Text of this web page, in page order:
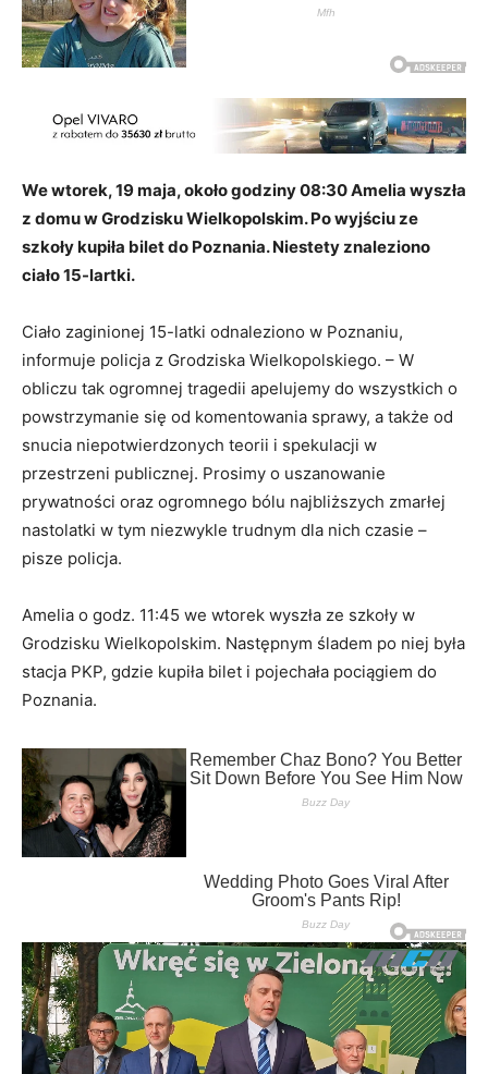
We wtorek, 19 maja, około godziny 08:30 Amelia wyszła
z domu w Grodzisku Wielkopolskim. Po wyjściu ze
szkoły kupiła bilet do Poznania. Niestety znaleziono
ciało 15-lartki.
Ciało zaginionej 15-latki odnaleziono w Poznaniu,
informuje policja z Grodziska Wielkopolskiego. – W
obliczu tak ogromnej tragedii apelujemy do wszystkich o
powstrzymanie się od komentowania sprawy, a także od
snucia niepotwierdzonych teorii i spekulacji w
przestrzeni publicznej. Prosimy o uszanowanie
prywatności oraz ogromnego bólu najbliższych zmarłej
nastolatki w tym niezwykle trudnym dla nich czasie –
pisze policja.
Amelia o godz. 11:45 we wtorek wyszła ze szkoły w
Grodzisku Wielkopolskim. Następnym śladem po niej była
stacja PKP, gdzie kupiła bilet i pojechała pociągiem do
Poznania.